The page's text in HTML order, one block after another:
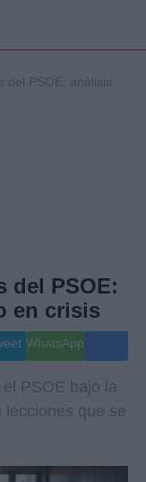
del PSOE: análisis
del PSOE:
en crisis
WhatsApp
PSOE bajo la
lecciones que se